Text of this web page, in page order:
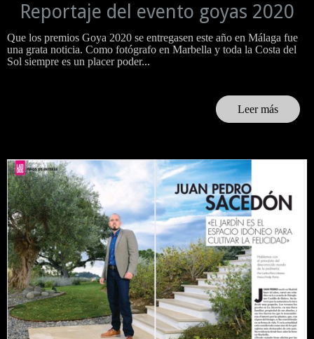
Reportaje del evento goyas 2020
Que los premios Goya 2020 se entregasen este año en Málaga fue
una grata noticia. Como fotógrafo en Marbella y toda la Costa del
Sol siempre es un placer poder...
Leer más